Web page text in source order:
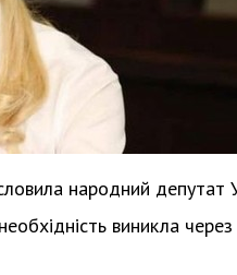
народний депутат
виникла